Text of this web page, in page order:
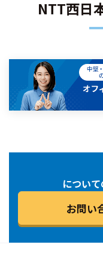
NTT西日
につい
お問い